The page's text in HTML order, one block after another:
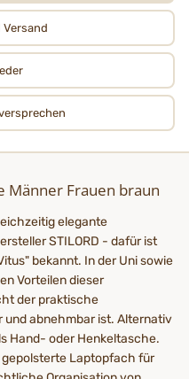
Männer Frauen braun
elegante
STILORD - dafür ist
bekannt. In der Uni sowie
Vorteilen dieser
der praktische
abnehmbar ist. Alternativ
Hand- oder Henkeltasche.
gepolsterte Laptopfach für